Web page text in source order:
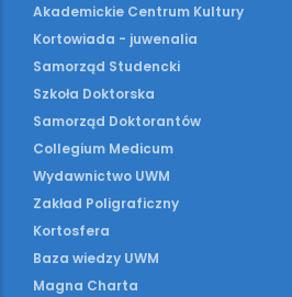
Akademickie Centrum Kultury
Kortowiada - juwenalia
Samorząd Studencki
Szkoła Doktorska
Samorząd Doktorantów
Collegium Medicum
Wydawnictwo UWM
Zakład Poligraficzny
Kortosfera
Baza wiedzy UWM
Magna Charta